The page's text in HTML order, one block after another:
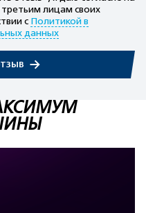
лицам своих
с Политикой в
данных